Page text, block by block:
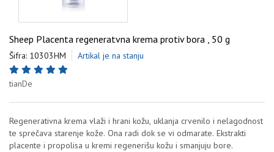
Sheep Placenta regeneratvna krema protiv bora , 50 g
Šifra: 10303HM Artikal je na stanju
tianDe
Regenerativna krema vlaži i hrani kožu, uklanja crvenilo i nelagodnost
te sprečava starenje kože. Ona radi dok se vi odmarate. Ekstrakti
placente i propolisa u kremi regenerišu kožu i smanjuju bore.